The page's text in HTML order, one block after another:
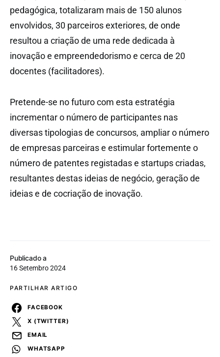
Publicado a
16 Setembro 2024
PARTILHAR ARTIGO
FACEBOOK
X (TWITTER)
EMAIL
WHATSAPP
pedagógica, totalizaram mais de 150 alunos
envolvidos, 30 parceiros exteriores, de onde
resultou a criação de uma rede dedicada à
inovação e empreendedorismo e cerca de 20
docentes (facilitadores).
Pretende-se no futuro com esta estratégia
incrementar o número de participantes nas
diversas tipologias de concursos, ampliar o número
de empresas parceiras e estimular fortemente o
número de patentes registadas e startups criadas,
resultantes destas ideias de negócio, geração de
ideias e de cocriação de inovação.